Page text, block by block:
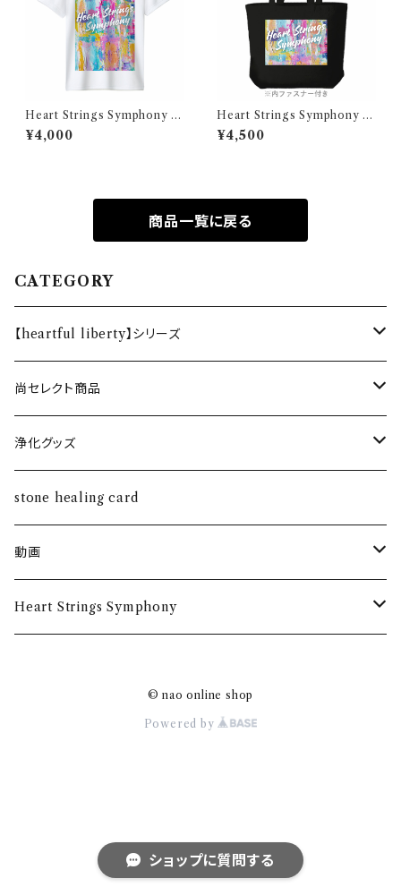
ショップに質問する
Heart Strings Symphony オ
リジナルTシャツ
¥4,000
Heart Strings Symphony オ
リジナルバック
¥4,500
商品一覧に戻る
CATEGORY
【heartful liberty】シリーズ
オリジナルブレスレット
恋愛・結婚
健康
ホルダー
ペンダント
ダイヤ付き18Kペンダント
尚セレクト商品
ネックレス
silver925
浄化グッズ
さざれ水晶
stone healing card
動画
トークイベント
Heart Strings Symphony
© nao online shop
Powered by